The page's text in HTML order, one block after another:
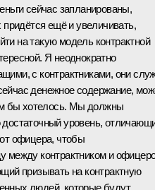
сейчас запланированы,
придётся ещё и увеличивать,
на такую модель контрактной
Я неоднократно
с контрактниками, они
денежное содержание,
бы хотелось. Мы должны
достаточный уровень,
офицера, чтобы
между контрактником и
призывать на контрактную
людей, которые будут